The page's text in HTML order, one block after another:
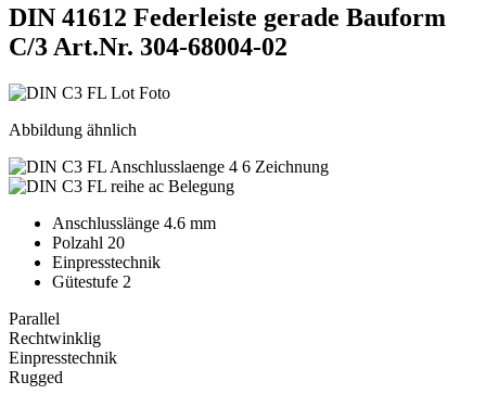
DIN 41612 Federleiste gerade Bauform
C/3 Art.Nr. 304-68004-02
Abbildung ähnlich
Anschlusslänge 4.6 mm
Polzahl 20
Einpresstechnik
Gütestufe 2
Parallel
Rechtwinklig
Einpresstechnik
Rugged